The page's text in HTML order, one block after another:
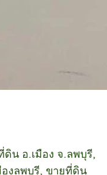
น อ.เมือง จ.ลพบุรี,
งลพบุรี, ขายที่ดิน